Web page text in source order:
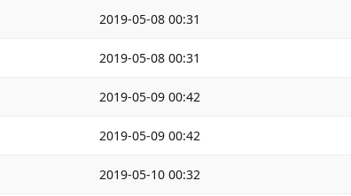
2019-05-08 00:31
2019-05-08 00:31
2019-05-09 00:42
2019-05-09 00:42
2019-05-10 00:32